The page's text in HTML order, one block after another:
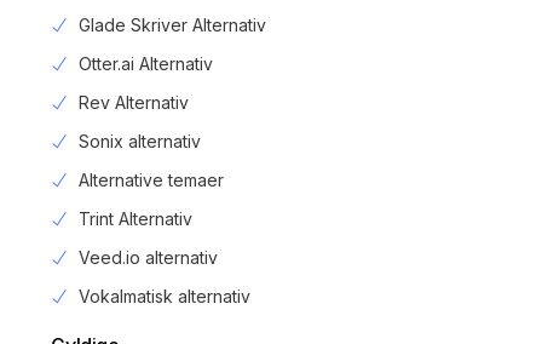
Glade Skriver Alternativ
Otter.ai Alternativ
Rev Alternativ
Sonix alternativ
Alternative temaer
Trint Alternativ
Veed.io alternativ
Vokalmatisk alternativ